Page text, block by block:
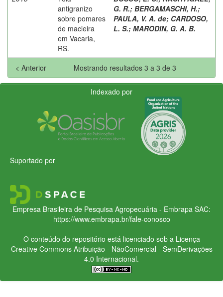
antigranizo
sobre pomares
de macieira
em Vacaria,
RS.
G. R.; BERGAMASCHI, H.;
PAULA, V. A. de; CARDOSO,
L. S.; MARODIN, G. A. B.
Mostrando resultados 3 a 3 de 3
< Anterior
Indexado por
Suportado por
Empresa Brasileira de Pesquisa Agropecuária - Embrapa SAC:
https://www.embrapa.br/fale-conosco
O conteúdo do repositório está licenciado sob a Licença
Creative CommonsAtribuição - NãoComercial - SemDerivações
4.0 Internacional.